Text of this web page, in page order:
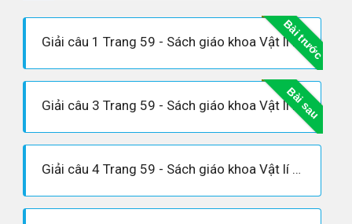
Bài trước
Giải câu 1 Trang 59 - Sách giáo khoa Vật lí 12
Bài sau
Giải câu 3 Trang 59 - Sách giáo khoa Vật lí 12
Giải câu 4 Trang 59 - Sách giáo khoa Vật lí 12